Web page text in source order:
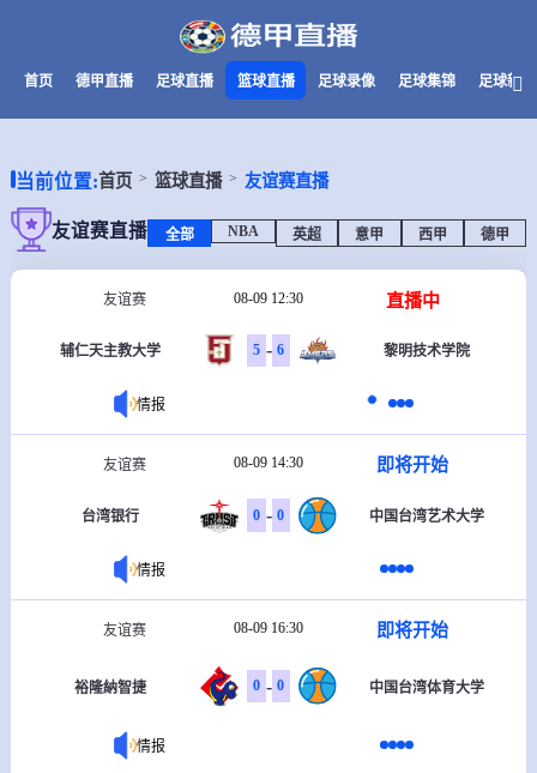
首页 德甲直播 足球直播 篮球直播 足球录像 足球集锦 足球新闻
当前位置:首页 篮球直播 友谊赛直播
友谊赛直播 全部 NBA 英超 意甲 西甲 德甲
友谊赛 08-09 12:30 直播中
辅仁天主教大学 5 - 6 黎明技术学院
情报
友谊赛 08-09 14:30 即将开始
台湾银行 0 - 0 中国台湾艺术大学
情报
友谊赛 08-09 16:30 即将开始
裕隆納智捷 0 - 0 中国台湾体育大学
情报